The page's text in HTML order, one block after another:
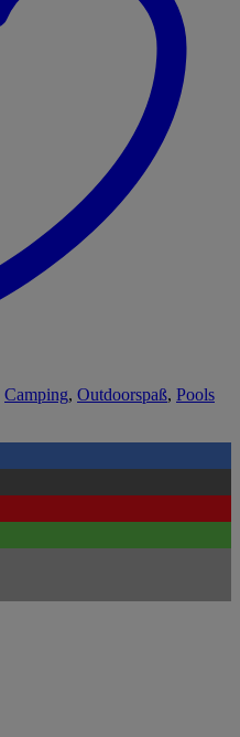
Camping, Outdoorspaß, Pools